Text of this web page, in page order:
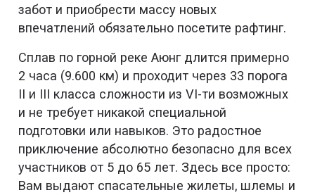
забот и приобрести массу новых
впечатлений обязательно посетите рафтинг.
Сплав по горной реке Аюнг длится примерно
2 часа (9.600 км) и проходит через 33 порога
II и III класса сложности из VI-ти возможных
и не требует никакой специальной
подготовки или навыков. Это радостное
приключение абсолютно безопасно для всех
участников от 5 до 65 лет. Здесь все просто:
Вам выдают спасательные жилеты, шлемы и